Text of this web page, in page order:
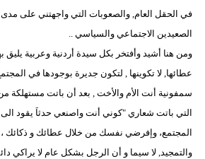
في الحقل العام, والصعوبات التي واجهتني على
الصعيدين الاجتماعي والسياسي ..
ومن هنا أشيد وأفتخر بكل سيدة أردنية وعربية يليق
عطائها, لا تكوينها , لتكون جديرة بوجودها في
سمفونية أنت الأم والأخت , بعد أن باتت مستهلكة
التي باتت شعاري "كوني أنت واصنعي حدثاَ يقود الى
المجتمع، وإفرضي نفسك من خلال عطائك و ذكائك ،
والتمجيد, لا سيما و أن الرجل بشكل عام لا يراكي